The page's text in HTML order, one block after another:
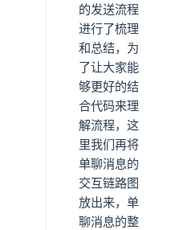
的发送流程
进行了梳理
和总结，为
了让大家能
够更好的结
合代码来理
解流程，这
里我们再将
单聊消息的
交互链路图
放出来，单
聊消息的整